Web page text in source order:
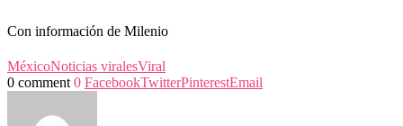
Con información de Milenio
MéxicoNoticias viralesViral
0 comment 0 FacebookTwitterPinterestEmail